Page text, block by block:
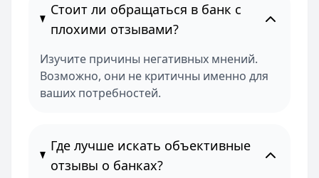
Стоит ли обращаться в банк с
плохими отзывами?
Изучите причины негативных мнений.
Возможно, они не критичны именно для
ваших потребностей.
Где лучше искать объективные
отзывы о банках?